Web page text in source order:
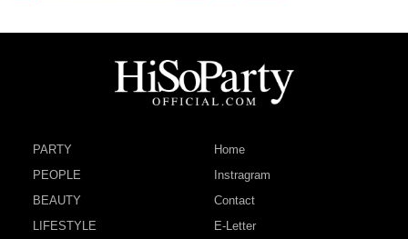
PARTY
PEOPLE
BEAUTY
LIFESTYLE
Home
Instragram
Contact
E-Letter